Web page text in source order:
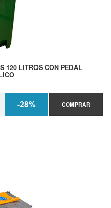
120 LITROS CON PEDAL
-28% COMPRAR